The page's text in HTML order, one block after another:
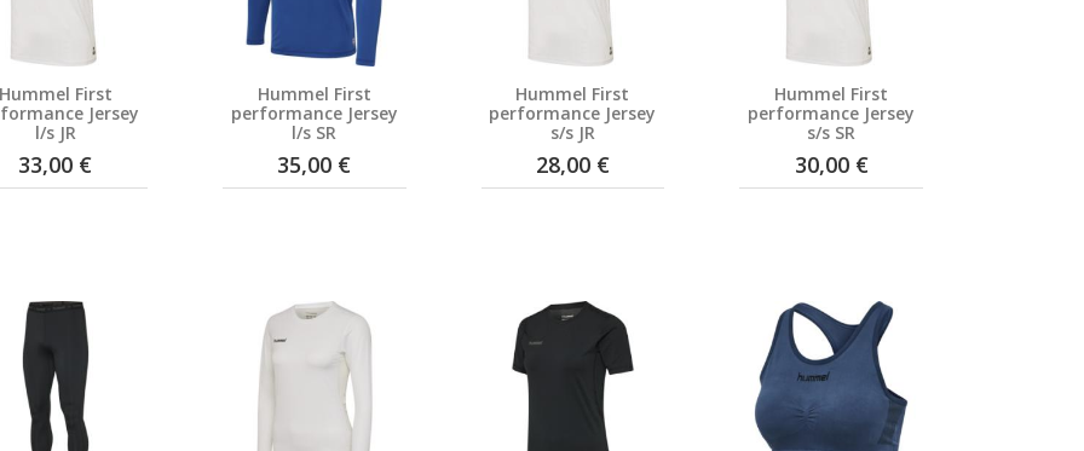
First
Jersey
l/s JR
33,00 €
Hummel First
performance Jersey
l/s SR
35,00 €
Hummel First
performance Jersey
s/s JR
28,00 €
Hummel First
performance Jersey
s/s SR
30,00 €